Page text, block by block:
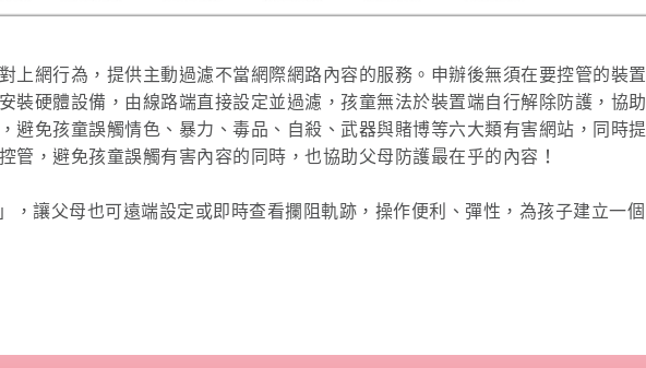
上網行為，提供主動過濾不當網際網路內容的服務。申辦後無須在要控管的裝置
裝硬體設備，由線路端直接設定並過濾，孩童無法於裝置端自行解除防護，協助
避免孩童誤觸情色、暴力、毒品、自殺、武器與賭博等六大類有害網站，同時提
管，避免孩童誤觸有害內容的同時，也協助父母防護最在乎的內容！
」，讓父母也可遠端設定或即時查看攔阻軌跡，操作便利、彈性，為孩子建立一個